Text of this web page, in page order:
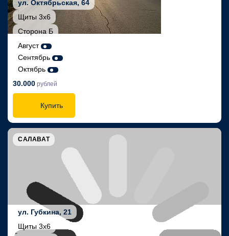
ул. Октябрьская, 64
Щиты 3х6
Сторона Б
Август
Сентябрь
Октябрь
30.000 рублей
Купить
САЛАВАТ
ул. Губкина, 21
Щиты 3х6